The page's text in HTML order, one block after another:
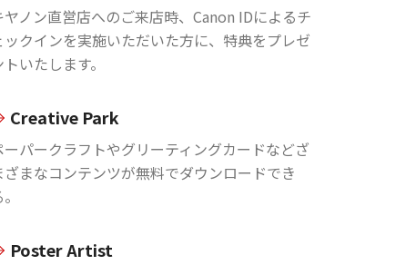
ヤノン直営店へのご来店時、Canon IDによるチ
ックインを実施いただいた方に、特典をプレゼ
トいたします。
Creative Park
ーパークラフトやグリーティングカードなどざ
ざまなコンテンツが無料でダウンロードでき
Poster Artist